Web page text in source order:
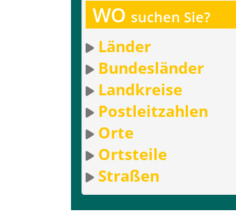
WO suchen Sie?
Länder
Bundesländer
Landkreise
Postleitzahlen
Orte
Ortsteile
Straßen